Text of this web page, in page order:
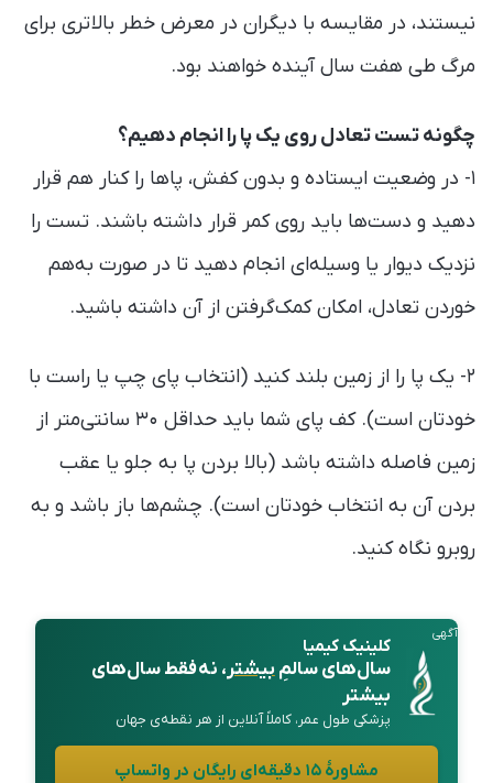
نیستند، در مقایسه با دیگران در معرض خطر بالاتری برای
مرگ طی هفت سال آینده خواهند بود.
چگونه تست تعادل روی یک پا را انجام دهیم؟
۱- در وضعیت ایستاده و بدون کفش، پاها را کنار هم قرار
دهید و دست‌ها باید روی کمر قرار داشته باشند. تست را
نزدیک دیوار یا وسیله‌ای انجام دهید تا در صورت به‌هم
خوردن تعادل، امکان کمک‌گرفتن از آن داشته باشید.
۲- یک پا را از زمین بلند کنید (انتخاب پای چپ یا راست با
خودتان است). کف پای شما باید حداقل ۳۰ سانتی‌متر از
زمین فاصله داشته باشد (بالا بردن پا به جلو یا عقب
بردن آن به انتخاب خودتان است). چشم‌ها باز باشد و به
روبرو نگاه کنید.
آگهی
کلینیک کیمیا
سال‌های سالمِبیشتر، نه فقط سال‌های
بیشتر
پزشکی طول عمر، کاملاً آنلاین از هر نقطه‌ی جهان
مشاورهٔ ۱۵ دقیقه‌ای رایگان در واتساپ